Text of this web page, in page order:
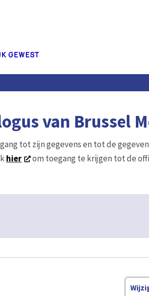
van Brussel
tot zijn gegevens en tot de
hier om toegang te krijgen tot de